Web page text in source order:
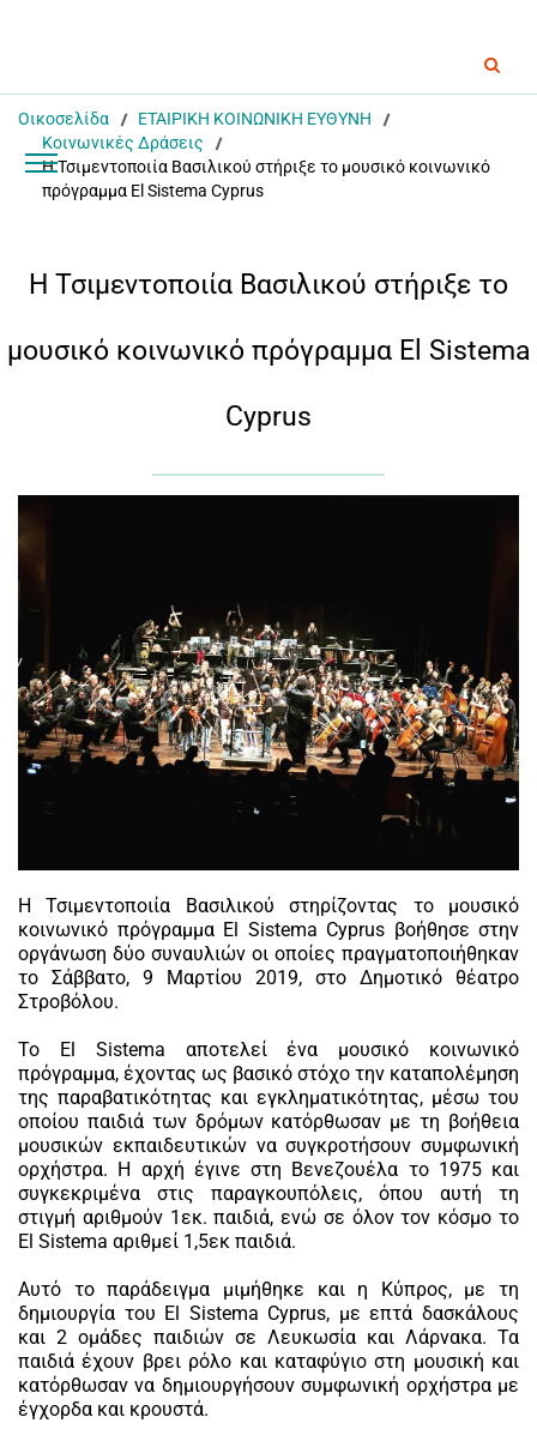
Οικοσελίδα
ΕΤΑΙΡΙΚΗ ΚΟΙΝΩΝΙΚΗ ΕΥΘΥΝΗ
Κοινωνικές Δράσεις
Η Τσιμεντοποιία Βασιλικού στήριξε το μουσικό κοινωνικό
πρόγραμμα El Sistema Cyprus
Η Τσιμεντοποιία Βασιλικού στήριξε το
μουσικό κοινωνικό πρόγραμμα El Sistema
Cyprus
Η Τσιμεντοποιία Βασιλικού στηρίζοντας το μουσικό
κοινωνικό πρόγραμμα El Sistema Cyprus βοήθησε στην
οργάνωση δύο συναυλιών οι οποίες πραγματοποιήθηκαν
το Σάββατο, 9 Μαρτίου 2019, στο Δημοτικό θέατρο
Στροβόλου.
Το El Sistema αποτελεί ένα μουσικό κοινωνικό
πρόγραμμα, έχοντας ως βασικό στόχο την καταπολέμηση
της παραβατικότητας και εγκληματικότητας, μέσω του
οποίου παιδιά των δρόμων κατόρθωσαν με τη βοήθεια
μουσικών εκπαιδευτικών να συγκροτήσουν συμφωνική
ορχήστρα. Η αρχή έγινε στη Βενεζουέλα το 1975 και
συγκεκριμένα στις παραγκουπόλεις, όπου αυτή τη
στιγμή αριθμούν 1εκ. παιδιά, ενώ σε όλον τον κόσμο το
El Sistema αριθμεί 1,5εκ παιδιά.
Αυτό το παράδειγμα μιμήθηκε και η Κύπρος, με τη
δημιουργία του El Sistema Cyprus, με επτά δασκάλους
και 2 ομάδες παιδιών σε Λευκωσία και Λάρνακα. Τα
παιδιά έχουν βρει ρόλο και καταφύγιο στη μουσική και
κατόρθωσαν να δημιουργήσουν συμφωνική ορχήστρα με
έγχορδα και κρουστά.